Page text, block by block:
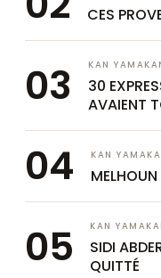
CES
KAN
30
AVAIENT
KAN
KAN
SIDI
QUITTÉ